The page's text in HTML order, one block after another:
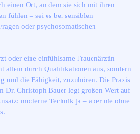
einen Ort, an dem sie sich mit ihren
fühlen – sei es bei sensiblen
oder psychosomatischen
oder eine einfühlsame Frauenärztin
allein durch Qualifikationen aus, sondern
und die Fähigkeit, zuzuhören. Die Praxis
Dr. Christoph Bauer legt großen Wert auf
moderne Technik ja – aber nie ohne